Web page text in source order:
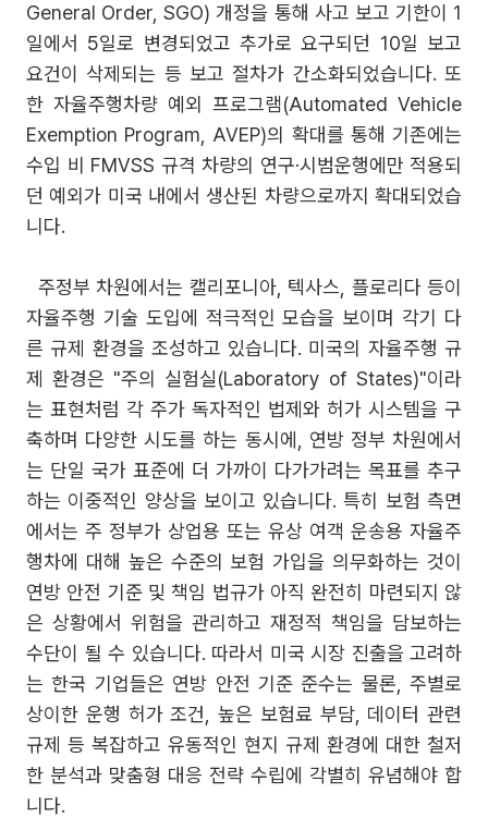
General Order, SGO) 개정을 통해 사고 보고 기한이 1
일에서 5일로 변경되었고 추가로 요구되던 10일 보고
요건이 삭제되는 등 보고 절차가 간소화되었습니다. 또
한 자율주행차량 예외 프로그램(Automated Vehicle
Exemption Program, AVEP)의 확대를 통해 기존에는
수입 비 FMVSS 규격 차량의 연구·시범운행에만 적용되
던 예외가 미국 내에서 생산된 차량으로까지 확대되었습
니다.
주정부 차원에서는 캘리포니아, 텍사스, 플로리다 등이
자율주행 기술 도입에 적극적인 모습을 보이며 각기 다
른 규제 환경을 조성하고 있습니다. 미국의 자율주행 규
제 환경은 "주의 실험실(Laboratory of States)"이라
는 표현처럼 각 주가 독자적인 법제와 허가 시스템을 구
축하며 다양한 시도를 하는 동시에, 연방 정부 차원에서
는 단일 국가 표준에 더 가까이 다가가려는 목표를 추구
하는 이중적인 양상을 보이고 있습니다. 특히 보험 측면
에서는 주 정부가 상업용 또는 유상 여객 운송용 자율주
행차에 대해 높은 수준의 보험 가입을 의무화하는 것이
연방 안전 기준 및 책임 법규가 아직 완전히 마련되지 않
은 상황에서 위험을 관리하고 재정적 책임을 담보하는
수단이 될 수 있습니다. 따라서 미국 시장 진출을 고려하
는 한국 기업들은 연방 안전 기준 준수는 물론, 주별로
상이한 운행 허가 조건, 높은 보험료 부담, 데이터 관련
규제 등 복잡하고 유동적인 현지 규제 환경에 대한 철저
한 분석과 맞춤형 대응 전략 수립에 각별히 유념해야 합
니다.